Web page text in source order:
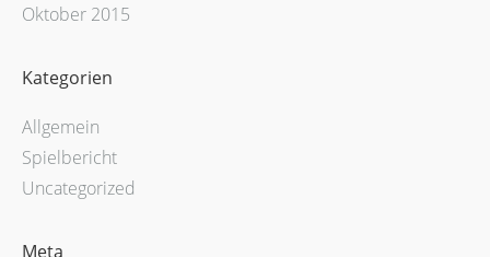
Oktober 2015
Kategorien
Allgemein
Spielbericht
Uncategorized
Meta